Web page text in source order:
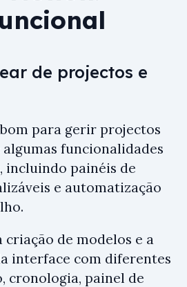
de projectos e
para gerir projectos
funcionalidades
incluindo painéis de
e automatização
de modelos e a
interface com diferentes
cronologia, painel de